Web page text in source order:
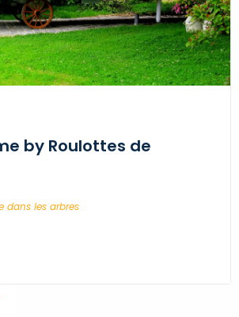
by Roulottes de
dans les arbres